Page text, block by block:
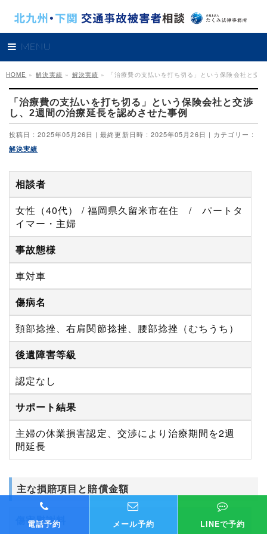
MENU
HOME » 解決実績 » 解決実績 » 「治療費の支払いを打ち切る」という保険会社と交
「治療費の支払いを打ち切る」という保険会社と交渉
し、2週間の治療延長を認めさせた事例
投稿日 : 2025年05月26日 最終更新日時 : 2025年05月26日 カテゴリー :
解決実績
相談者
女性（40代） / 福岡県久留米市在住 / パートタ
イマー・主婦
事故態様
車対車
傷病名
頚部捻挫、右肩関節捻挫、腰部捻挫（むちうち）
後遺障害等級
認定なし
サポート結果
主婦の休業損害認定、交渉により治療期間を2週
間延長
主な損賠項目と賠償金額
傷害慰謝料
電話予約 メール予約 LINEで予約